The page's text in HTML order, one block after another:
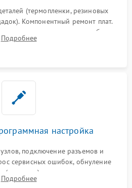
(термопленки, резиновых
Компонентный ремонт плат.
печати, контактов и линз блока
тонера и пыли.
Подробнее
настройка
подключение разъемов и
сервисных ошибок, обнуление
(памперса) или узла переноса,
калибровка аппарата.
Подробнее